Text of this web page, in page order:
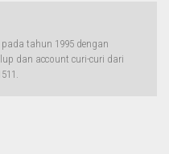
tahun 1995 dengan
dan account curi-curi dari